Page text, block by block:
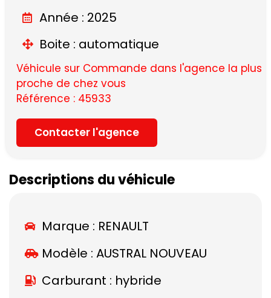
Année : 2025
Boite : automatique
Véhicule sur Commande dans l'agence la plus
proche de chez vous
Référence : 45933
Contacter l'agence
Descriptions du véhicule
Marque : RENAULT
Modèle : AUSTRAL NOUVEAU
Carburant : hybride